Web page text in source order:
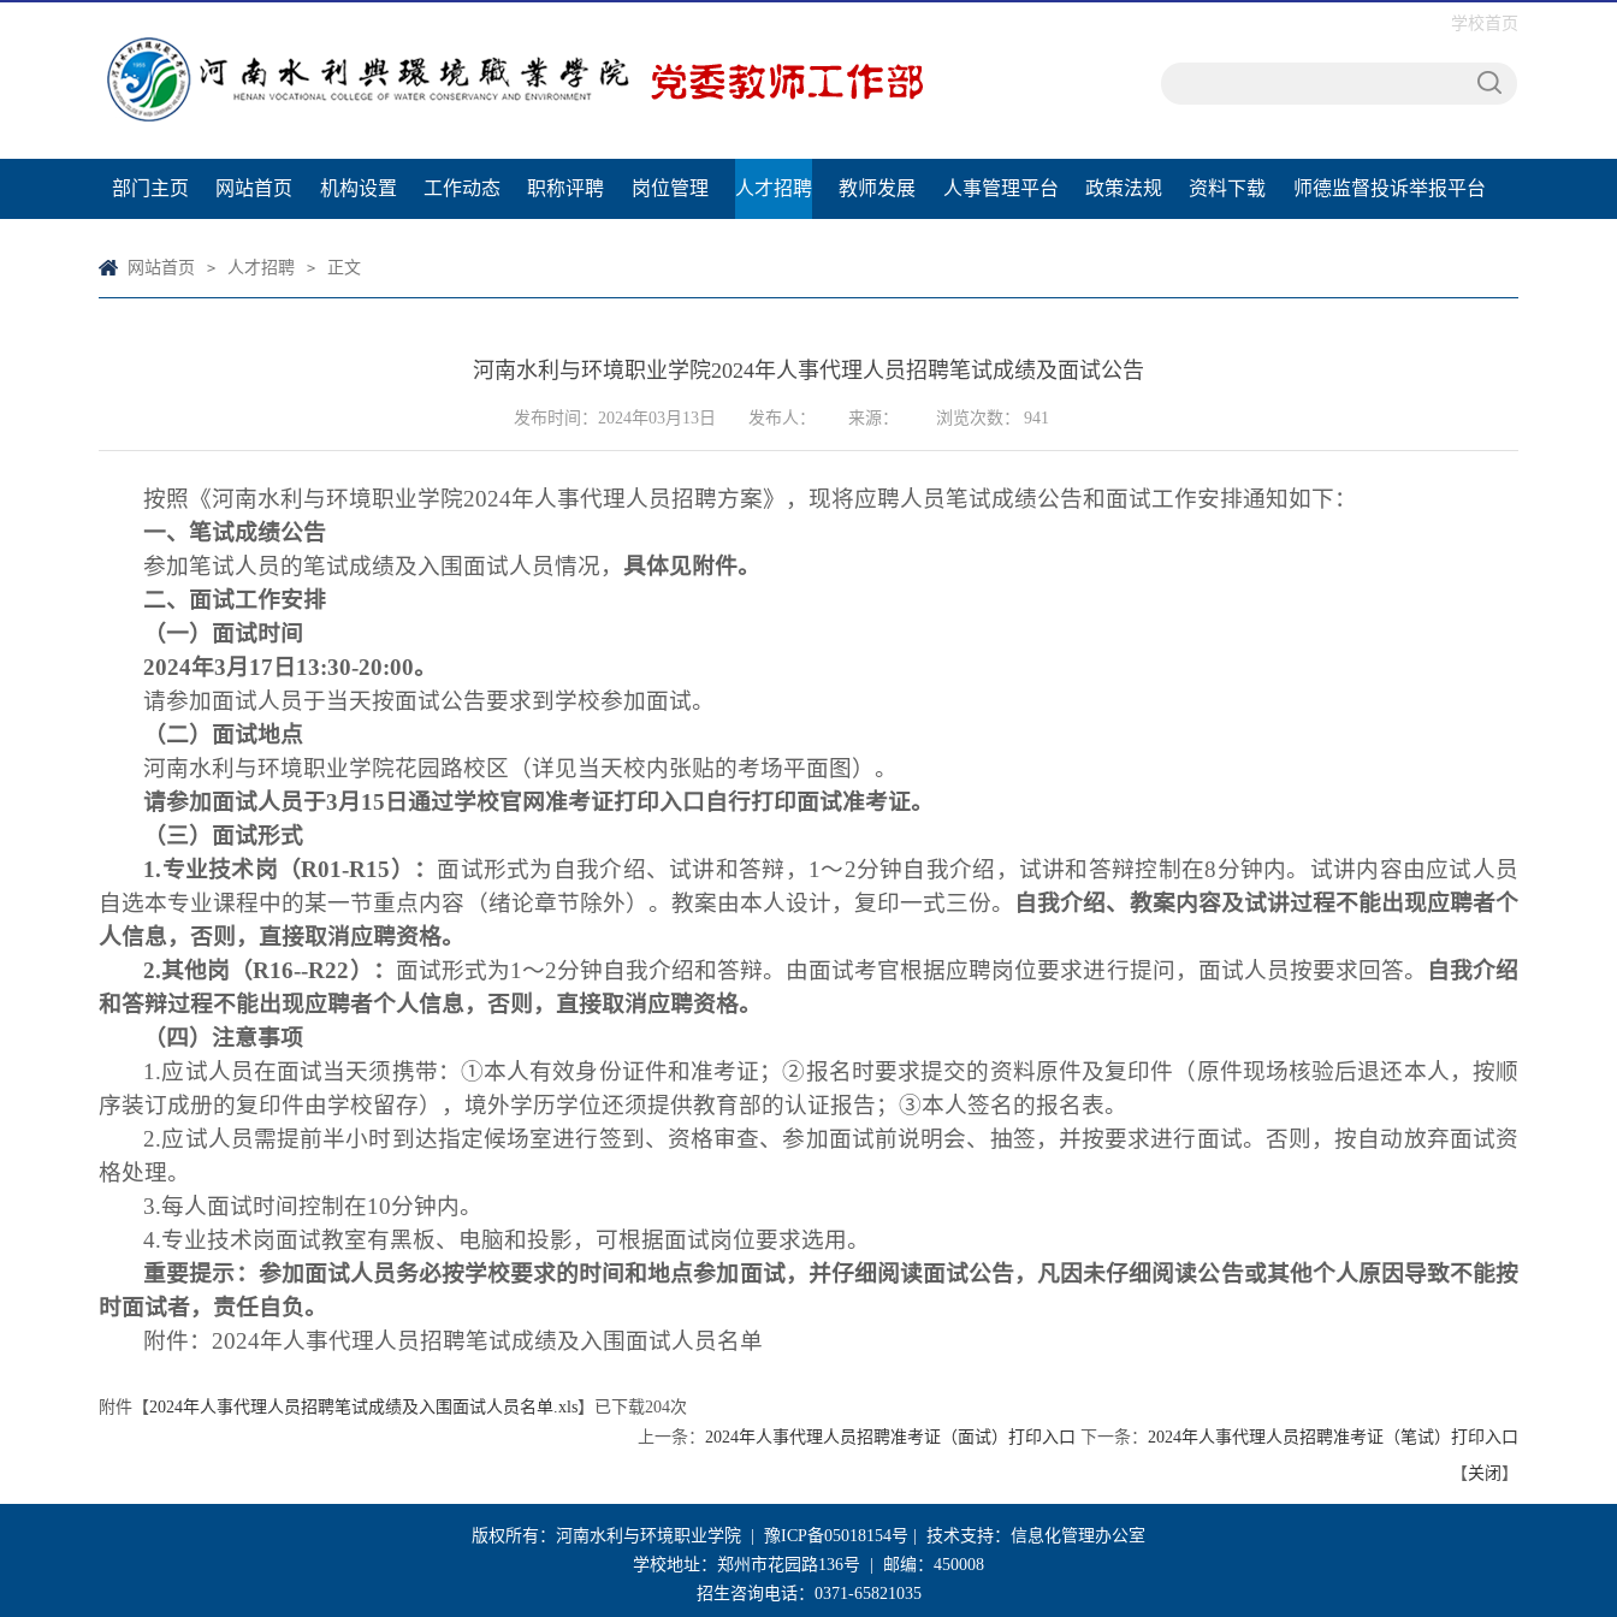
学校首页
部门主页 网站首页 机构设置 工作动态 职称评聘 岗位管理 人才招聘 教师发展 人事管理平台 政策法规 资料下载 师德监督投诉举报平台
网站首页 > 人才招聘 > 正文
河南水利与环境职业学院2024年人事代理人员招聘笔试成绩及面试公告
发布时间：2024年03月13日 发布人： 来源： 浏览次数： 941
按照《河南水利与环境职业学院2024年人事代理人员招聘方案》，现将应聘人员笔试成绩公告和面试工作安排通知如下：
一、笔试成绩公告
参加笔试人员的笔试成绩及入围面试人员情况， 具体见附件。
二、面试工作安排
（一）面试时间
2024年3月 17 日 13:30-20:00。
请参加面试人员于当天按面试公告要求到学校参加面试。
（二） 面试地点
河南水利与环境职业学院花园路校区（详见当天校内张贴的考场平面图）。
请参加面试人员于3月15日通过学校官网准考证打印入口自行打印面试准考证。
（三）面试形式
1.专业技术岗 （R01-R15）： 面试形式为自我介绍、试讲和答辩，1～2分钟自我介绍，试讲和答辩控制在8分钟内。试讲内容由应试人员
自选本专业课程中的某一节重点内容（绪论章节除外）。教案由本人设计，复印一式三份。
自我介绍、 教案内容及试讲过程不能出现应聘者个
人信息，否则，直接取消应聘资格。
2.其他岗 （R16--R22）： 面试形式为1～2分钟自我介绍和答辩。由面试考官根据应聘岗位要求进行提问，面试人员按要求回答。
自我介绍
和答辩过程不能出现应聘者个人信息，否则，直接取消应聘资格。
（ 四 ）注意事项
1.应试人员在面试当天须携带：①本人有效身份证件和准考证；②报名时要求提交的资料原件及复印件（原件现场核验后退还本人，按顺
序装订成册的复印件由学校留存），境外学历学位还须提供教育部的认证报告；③本人签名的报名表。
2.应试人员需提前半小时到达指定候场室进行签到、资格审查、参加面试前说明会、抽签，并按要求进行面试。否则，按自动放弃面试资
格处理。
3.每人面试时间控制在10分钟内。
4.专业技术岗面试教室有黑板、电脑和投影，可根据面试岗位要求选用。
重要提示：参加面试人员务必按学校要求的时间和地点参加 面试，并仔细阅读面试公告，凡因未仔细阅读公告或其他个人原因导致不能按
时面试者，责任自负。
附件：2024年人事代理人员招聘笔试成绩及入围面试人员名单
附件【2024年人事代理人员招聘笔试成绩及入围面试人员名单.xls】已下载204次
上一条： 2024年人事代理人员招聘准考证（面试）打印入口 下一条： 2024年人事代理人员招聘准考证（笔试）打印入口
【关闭 】
版权所有：河南水利与环境职业学院 | 豫ICP备05018154号 | 技术支持：信息化管理办公室
学校地址：郑州市花园路136号 | 邮编：450008
招生咨询电话：0371-65821035